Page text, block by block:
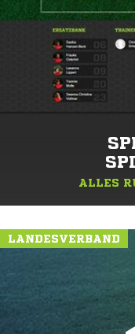
ALLES
LANDESVERBAND